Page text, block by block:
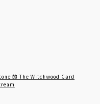
的 The Witchwood Card